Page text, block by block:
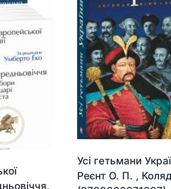
Усі гетьмани
Реєнт О. П. ,